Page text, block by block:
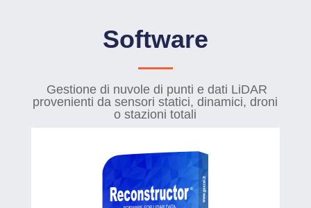
Software
Gestione di nuvole di punti e dati LiDAR
provenienti da sensori statici, dinamici, droni
o stazioni totali